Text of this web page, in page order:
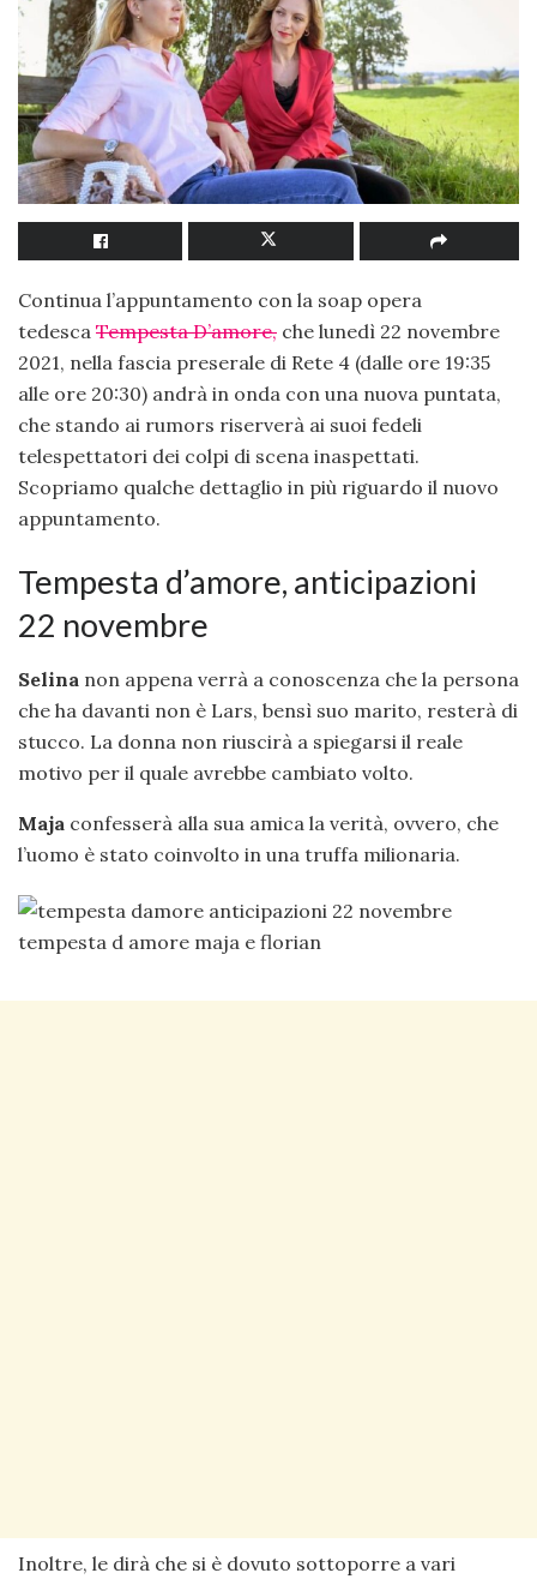
Continua l’appuntamento con la soap opera
tedesca Tempesta D’amore, che lunedì 22 novembre
2021, nella fascia preserale di Rete 4 (dalle ore 19:35
alle ore 20:30) andrà in onda con una nuova puntata,
che stando ai rumors riserverà ai suoi fedeli
telespettatori dei colpi di scena inaspettati.
Scopriamo qualche dettaglio in più riguardo il nuovo
appuntamento.
Tempesta d’amore, anticipazioni
22 novembre
Selina non appena verrà a conoscenza che la persona
che ha davanti non è Lars, bensì suo marito, resterà di
stucco. La donna non riuscirà a spiegarsi il reale
motivo per il quale avrebbe cambiato volto.
Maja confesserà alla sua amica la verità, ovvero, che
l’uomo è stato coinvolto in una truffa milionaria.
Inoltre, le dirà che si è dovuto sottoporre a vari